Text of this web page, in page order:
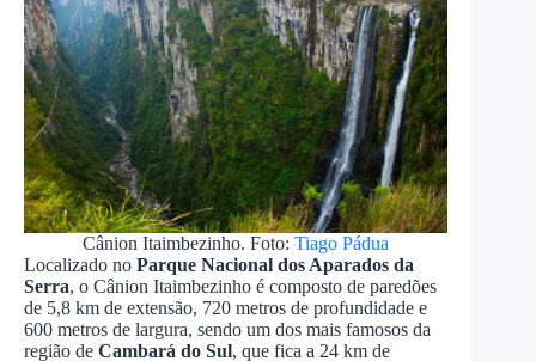
Cânion Itaimbezinho. Foto:Tiago Pádua
Localizado no Parque Nacional dos Aparados da
Serra, o Cânion Itaimbezinho é composto de paredões
de 5,8 km de extensão, 720 metros de profundidade e
600 metros de largura, sendo um dos mais famosos da
região de Cambará do Sul, que fica a 24 km de